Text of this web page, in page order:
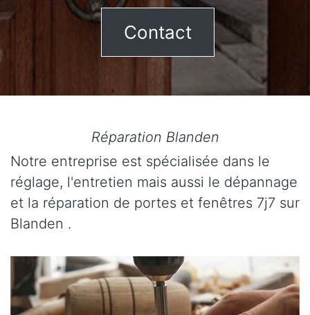
Contact
Réparation Blanden
Notre entreprise est spécialisée dans le
réglage, l'entretien mais aussi le dépannage
et la réparation de portes et fenêtres 7j7 sur
Blanden .